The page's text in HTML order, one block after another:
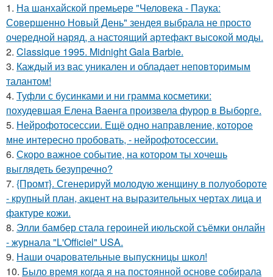
1. На шанхайской премьере "Человека - Паука:
Совершенно Новый День" зендея выбрала не просто
очередной наряд, а настоящий артефакт высокой моды.
2. Classique 1995. Midnight Gala Barbie.
3. Каждый из вас уникален и обладает неповторимым
талантом!
4. Туфли с бусинками и ни грамма косметики:
похудевшая Елена Ваенга произвела фурор в Выборге.
5. Нейрофотосессии. Ещё одно направление, которое
мне интересно пробовать, - нейрофотосессии.
6. Скоро важное событие, на котором ты хочешь
выглядеть безупречно?
7. {Промт}. Сгенерируй молодую женщину в полуобороте
- крупный план, акцент на выразительных чертах лица и
фактуре кожи.
8. Элли бамбер стала героиней июльской съёмки онлайн
- журнала "L'Officiel" USA.
9. Наши очаровательные выпускницы школ!
10. Было время когда я на постоянной основе собирала